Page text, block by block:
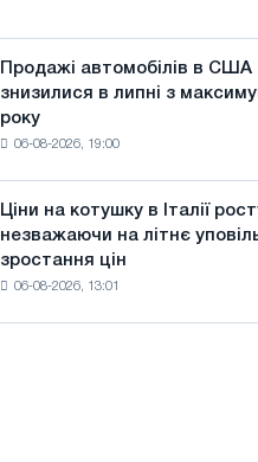
Продажі автомобілів в США
знизилися в липні з
року
06-08-2026, 19:00
Ціни на котушку в Італії
незважаючи на літнє
зростання цін
06-08-2026, 13:01